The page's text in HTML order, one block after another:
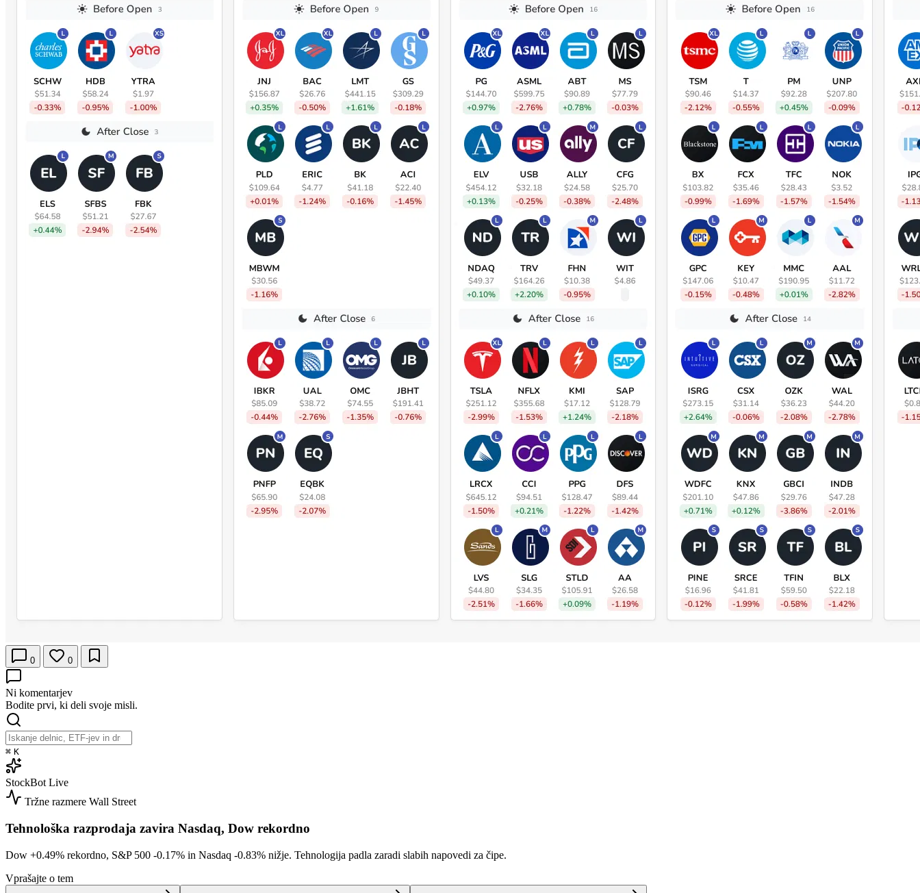
0 0
Ni komentarjev
Bodite prvi, ki deli svoje misli.
⌘ K
StockBot Live
Tržne razmere Wall Street
Tehnološka razprodaja zavira Nasdaq, Dow rekordno
Dow +0.49% rekordno, S&P 500 -0.17% in Nasdaq -0.83% nižje. Tehnologija padla zaradi slabih napovedi za čipe.
Vprašajte o tem